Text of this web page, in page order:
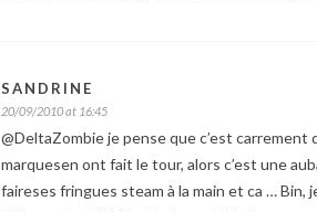
SANDRINE
20/09/2010 at 16:45
@DeltaZombie je pense que c’est
marquesen ont fait le tour, alors c’est une
faireses fringues steam à la main et ca … Bin,